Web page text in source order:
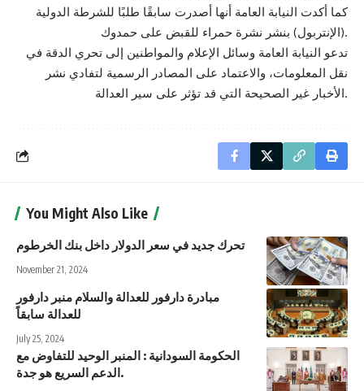
كما أكدت النيابة العامة أنها أصدرت سابقًا طلبًا للشرطة الدولية
(الإنتربول) بنشر نشرة حمراء للقبض على حمدوك.
تدعو النيابة العامة وسائل الإعلام والمواطنين إلى تحري الدقة في
نقل المعلومات، والاعتماد على المصادر الرسمية لتفادي نشر
الأخبار غير الصحيحة التي قد تؤثر على سير العدالة.
You Might Also Like
تحرك جديد في سعر الدولار داخل بنك الخرطوم
November 21, 2024
مبادرة دارفور للعدالة والسلام منبر دارفور
للعدالة سابقاً
July 25, 2024
الحكومة السودانية : المنبر الوحيد للتفاوض مع
الدعم السريع هو جدة.